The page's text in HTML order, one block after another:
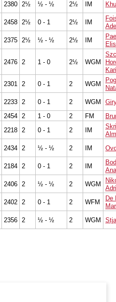
2380 2½ ½ - ½ 2½ IM
2458 2½ 0 - 1 2½ IM
2375 2½ ½ - ½ 2½ IM
2476 2 1 - 0 2½ WGM
2301 2 0 - 1 2 WGM
2233 2 0 - 1 2 WGM
2454 2 1 - 0 2 FM
2218 2 0 - 1 2 IM
2434 2 ½ - ½ 2 IM
2184 2 0 - 1 2 IM
2406 2 ½ - ½ 2 WGM
2402 2 0 - 1 2 WFM
De
2356 2 ½ - ½ 2 WGM